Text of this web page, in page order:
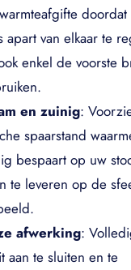
apart van elkaar te
enkel de voorste
en zuinig:
spaarstand
bespaart op uw
te leveren op de
afwerking:
aan te sluiten en te